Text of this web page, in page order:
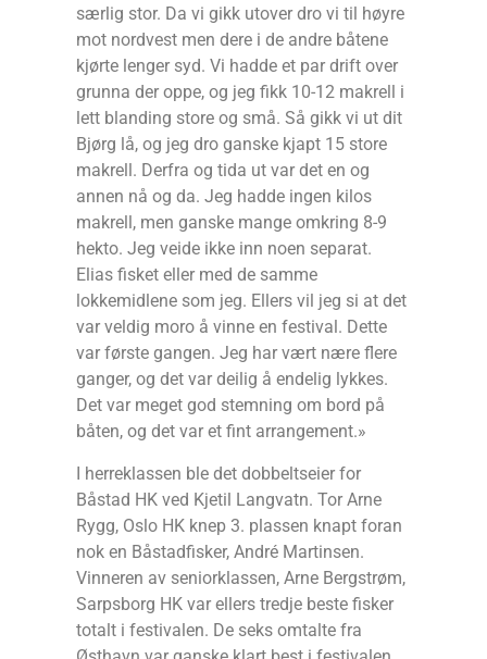
særlig stor. Da vi gikk utover dro vi til høyre
mot nordvest men dere i de andre båtene
kjørte lenger syd. Vi hadde et par drift over
grunna der oppe, og jeg fikk 10-12 makrell i
lett blanding store og små. Så gikk vi ut dit
Bjørg lå, og jeg dro ganske kjapt 15 store
makrell. Derfra og tida ut var det en og
annen nå og da. Jeg hadde ingen kilos
makrell, men ganske mange omkring 8-9
hekto. Jeg veide ikke inn noen separat.
Elias fisket eller med de samme
lokkemidlene som jeg. Ellers vil jeg si at det
var veldig moro å vinne en festival. Dette
var første gangen. Jeg har vært nære flere
ganger, og det var deilig å endelig lykkes.
Det var meget god stemning om bord på
båten, og det var et fint arrangement.»
I herreklassen ble det dobbeltseier for
Båstad HK ved Kjetil Langvatn. Tor Arne
Rygg, Oslo HK knep 3. plassen knapt foran
nok en Båstadfisker, André Martinsen.
Vinneren av seniorklassen, Arne Bergstrøm,
Sarpsborg HK var ellers tredje beste fisker
totalt i festivalen. De seks omtalte fra